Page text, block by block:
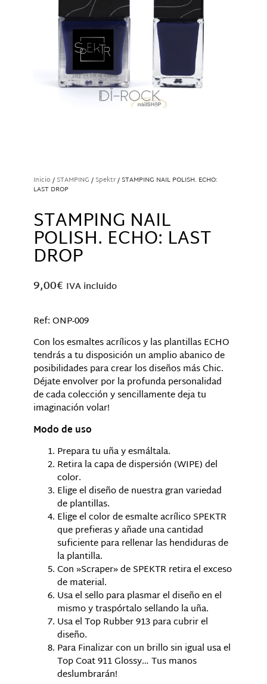
Inicio / STAMPING / Spektr/ STAMPING NAIL POLISH. ECHO:
LAST DROP
STAMPING NAIL
POLISH. ECHO: LAST
DROP
9,00€ IVA incluido
Ref: ONP-009
Con los esmaltes acrílicos y las plantillas ECHO
tendrás a tu disposición un amplio abanico de
posibilidades para crear los diseños más Chic.
Déjate envolver por la profunda personalidad
de cada colección y sencillamente deja tu
imaginación volar!
Modo de uso
Prepara tu uña y esmáltala.
Retira la capa de dispersión (WIPE) del
color.
Elige el diseño de nuestra gran variedad
de plantillas.
Elige el color de esmalte acrílico SPEKTR
que prefieras y añade una cantidad
suficiente para rellenar las hendiduras de
la plantilla.
Con »Scraper» de SPEKTR retira el exceso
de material.
Usa el sello para plasmar el diseño en el
mismo y traspórtalo sellando la uña.
Usa el Top Rubber 913 para cubrir el
diseño.
Para Finalizar con un brillo sin igual usa el
Top Coat 911 Glossy… Tus manos
deslumbrarán!